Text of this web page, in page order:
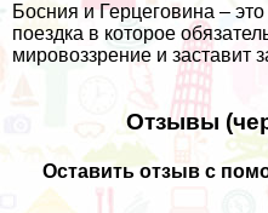
Босния и Герцеговина –
поездка в которое
мировоззрение и заставит
Отзывы
Оставить отзыв с